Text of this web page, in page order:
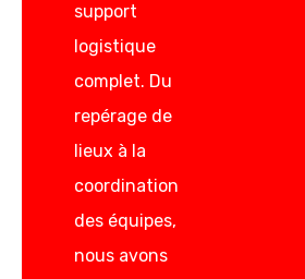
support
logistique
complet. Du
repérage de
lieux à la
coordination
des équipes,
nous avons